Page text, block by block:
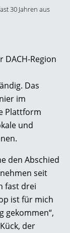
30 Jahren aus
DACH-Region
Das
im
Plattform
und
den Abschied
seit
fast drei
ist für mich
gekommen“,
der